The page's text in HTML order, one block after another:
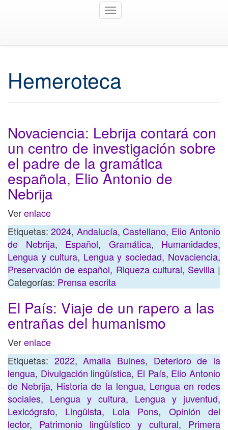
Toggle
Hemeroteca
Novaciencia: Lebrija contará con
un centro de investigación sobre
el padre de la gramática
española, Elio Antonio de
Nebrija
Verenlace
Etiquetas:2024, Andalucía,Castellano, Elio Antonio
de Nebrija, Español, Gramática, Humanidades,
Lengua y cultura, Lengua y sociedad, Novaciencia,
Preservación de español, Riqueza cultural, Sevilla|
Categorías: Prensa escrita
El País: Viaje de un rapero a las
entrañas del humanismo
Verenlace
Etiquetas: 2022,Amalia Bulnes, Deterioro de la
lengua, Divulgación lingüística, El País, Elio Antonio
de Nebrija, Historia de la lengua, Lengua en redes
sociales, Lengua y cultura, Lengua y juventud,
Lexicógrafo, Lingüista, Lola Pons, Opinión del
lector, Patrimonio lingüístico y cultural, Primera